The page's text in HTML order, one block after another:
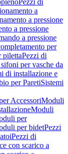
Pezzi di
a
a pressione
a pressione
a pressione
per
pilettaPezzi di
per vasche da
di installazione e
per ParetiSistemi
AccessoriModuli
Moduli
per
per bidetPezzi
Pezzi di
con scarico a